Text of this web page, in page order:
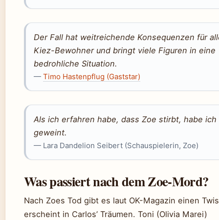
Der Fall hat weitreichende Konsequenzen für
Kiez-Bewohner und bringt viele Figuren in eine
bedrohliche Situation.
— Timo Hastenpflug (Gaststar)
Als ich erfahren habe, dass Zoe stirbt, habe ich
geweint.
— Lara Dandelion Seibert (Schauspielerin, Zoe)
Was passiert nach dem Zoe-Mord?
Nach Zoes Tod gibt es laut OK-Magazin einen
erscheint in Carlos’ Träumen. Toni (Olivia Marei)